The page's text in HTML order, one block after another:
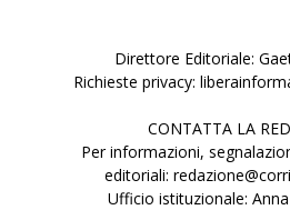
Direttore Editoriale:
Richieste privacy:
CONTATTA LA
Per informazioni,
editoriali:
Ufficio istituzionale: